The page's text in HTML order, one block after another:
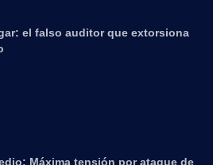
el falso auditor que extorsiona
Máxima tensión por ataque de